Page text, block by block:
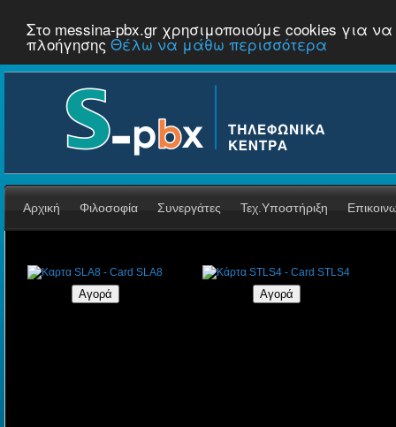
Στο messina-pbx.gr χρησιμοποιούμε cookies για
πλοήγησης Θέλω να μάθω περισσότερα
Αρχική Φιλοσοφία Συνεργάτες Τεχ.Υποστήριξη
€260,40
€260,40